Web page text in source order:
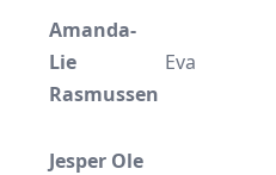
Amanda-
Lie
Rasmussen
Eva
Jesper Ole